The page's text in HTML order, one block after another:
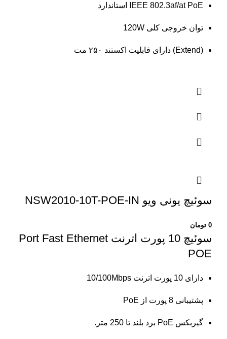
IEEE 802.3af/at PoE استاندارد
توان خروجی کلی 120W
(Extend) دارای قابلیت اکستند ۲۵۰ مت
سوئیچ یونی ویو NSW2010-10T-POE-IN
0 تومان
سوئیچ 10 پورت اترنت
Port Fast Ethernet
POE
دارای 10 پورت اترنت 10/100Mbps
پشتیبانی 8 پورت از PoE
گیربکس PoE برد بلند تا 250 متر.